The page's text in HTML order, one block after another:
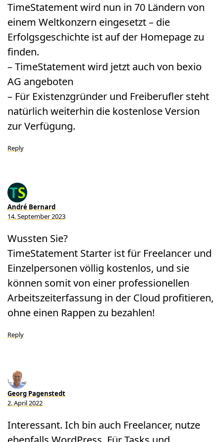
TimeStatement wird nun in 70 Ländern von
einem Weltkonzern eingesetzt – die
Erfolgsgeschichte ist auf der Homepage zu
finden.
– TimeStatement wird jetzt auch von bexio
AG angeboten
– Für Existenzgründer und Freiberufler steht
natürlich weiterhin die kostenlose Version
zur Verfügung.
Reply
André Bernard
14. September 2023
Wussten Sie?
TimeStatement Starter ist für Freelancer und
Einzelpersonen völlig kostenlos, und sie
können somit von einer professionellen
Arbeitszeiterfassung in der Cloud profitieren,
ohne einen Rappen zu bezahlen!
Reply
Georg Pagenstedt
2. April 2022
Interessant. Ich bin auch Freelancer, nutze